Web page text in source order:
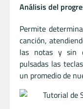
Análisis del
Permite
canción,
las notas y sin
pulsadas las
un promedio de